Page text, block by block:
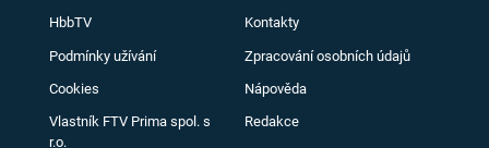
HbbTV Kontakty
Podmínky užívání Zpracování osobních údajů
Cookies Nápověda
Vlastník FTV Prima spol. s
r.o.
Redakce